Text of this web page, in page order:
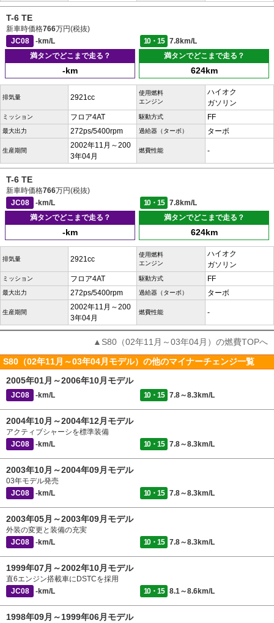
T-6 TE
新車時価格766万円(税抜)
JC08
-km/L 10・15
7.8km/L
満タンでどこまで走る？
-km
満タンでどこまで走る？
624km
排気量 2921cc
使用燃料
エンジン
ハイオク
ガソリン
ミッション フロア4AT 駆動方式 FF
最大出力 272ps/5400rpm 過給器（ターボ） ターボ
生産期間
2002年11月～200
3年04月
燃費性能 -
T-6 TE
新車時価格766万円(税抜)
JC08
-km/L 10・15
7.8km/L
満タンでどこまで走る？
-km
満タンでどこまで走る？
624km
排気量 2921cc
使用燃料
エンジン
ハイオク
ガソリン
ミッション フロア4AT 駆動方式 FF
最大出力 272ps/5400rpm 過給器（ターボ） ターボ
生産期間
2002年11月～200
3年04月
燃費性能 -
▲S80（02年11月～03年04月）の燃費TOPへ
S80（02年11月～03年04月モデル）の他のマイナーチェンジ一覧
2005年01月～2006年10月モデル
JC08 -km/L 10・15 7.8～8.3km/L
2004年10月～2004年12月モデル
アクティブシャーシを標準装備
JC08
-km/L 10・15 7.8～8.3km/L
2003年10月～2004年09月モデル
03年モデル発売
JC08
-km/L 10・15 7.8～8.3km/L
2003年05月～2003年09月モデル
外装の変更と装備の充実
JC08
-km/L 10・15 7.8～8.3km/L
1999年07月～2002年10月モデル
直6エンジン搭載車にDSTCを採用
JC08
-km/L 10・15 8.1～8.6km/L
1998年09月～1999年06月モデル